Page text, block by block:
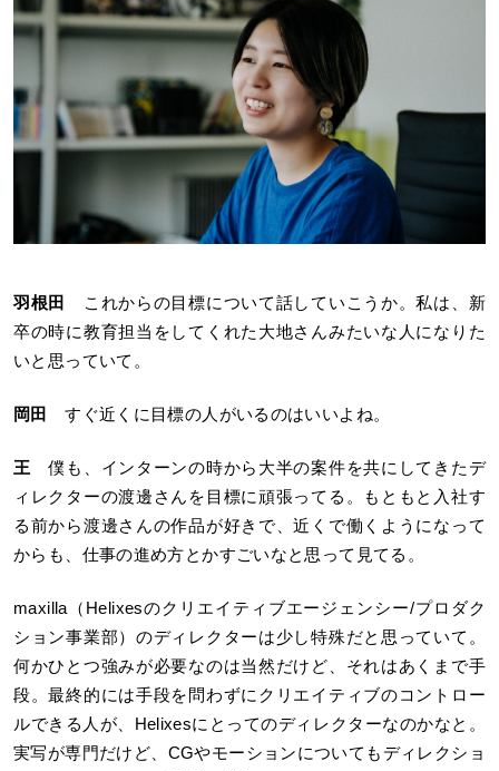
羽根田
これからの目標について話していこうか。私は、新
卒の時に教育担当をしてくれた大地さんみたいな人になりた
いと思っていて。
岡田 すぐ近くに目標の人がいるのはいいよね。
王 僕も、インターンの時から大半の案件を共にしてきたデ
ィレクターの渡邊さんを目標に頑張ってる。もともと入社す
る前から渡邊さんの作品が好きで、近くで働くようになって
からも、仕事の進め方とかすごいなと思って見てる。
maxilla（Helixesのクリエイティブエージェンシー/プロダク
ション事業部）のディレクターは少し特殊だと思っていて。
何かひとつ強みが必要なのは当然だけど、それはあくまで手
段。最終的には手段を問わずにクリエイティブのコントロー
ルできる人が、Helixesにとってのディレクターなのかなと。
実写が専門だけど、CGやモーションについてもディレクショ